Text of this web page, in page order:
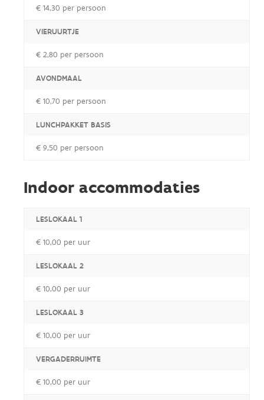
€ 14,30 per persoon
VIERUURTJE
€ 2,80 per persoon
AVONDMAAL
€ 10,70 per persoon
LUNCHPAKKET BASIS
€ 9,50 per persoon
Indoor accommodaties
LESLOKAAL 1
€ 10,00 per uur
LESLOKAAL 2
€ 10,00 per uur
LESLOKAAL 3
€ 10,00 per uur
VERGADERRUIMTE
€ 10,00 per uur